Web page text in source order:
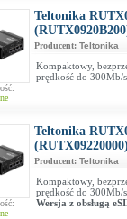
Teltonika
Producent: Teltonika
Kompaktowy,
prędkość do 300Mb/s
Teltonika
Producent: Teltonika
Kompaktowy,
prędkość do 300Mb/s
Wersja z obsługą